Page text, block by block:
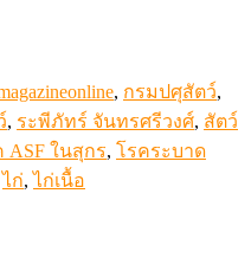
, กรมปศุสัตว์,
, ระพีภัทร์ จันทรศรีวงศ์, สัตว์
ASF ในสุกร, โรคระบาด
ไก่,ไก่เนื้อ